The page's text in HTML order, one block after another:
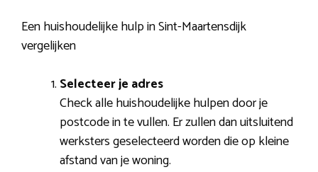
Een huishoudelijke hulp in Sint-Maartensdijk
vergelijken
Selecteer je adres
Check alle huishoudelijke hulpen door je
postcode in te vullen. Er zullen dan uitsluitend
werksters geselecteerd worden die op kleine
afstand van je woning.